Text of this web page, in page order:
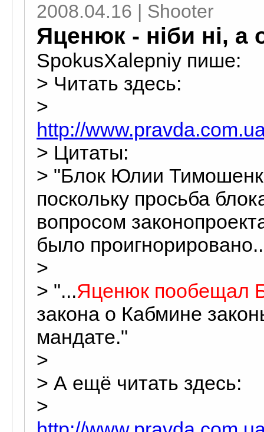
2008.04.16 | Shooter
Яценюк - ніби ні, а
SpokusXalepniy пише:
> Читать здесь:
>
http://
> Цитаты:
> "Блок Юлии
поскольку просьба
вопросом
было
>
> "...Яценюк пообещал
закона о Кабмине
мандате."
>
> А ещё читать здесь:
>